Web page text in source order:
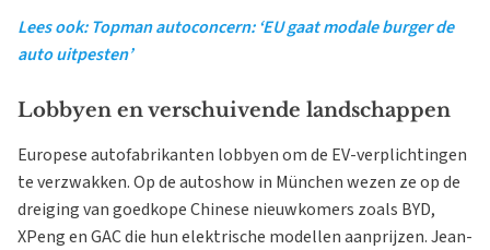
Lees ook: Topman autoconcern: ‘EU gaat modale burger de
auto uitpesten’
Lobbyen en verschuivende landschappen
Europese autofabrikanten lobbyen om de EV-verplichtingen
te verzwakken. Op de autoshow in München wezen ze op de
dreiging van goedkope Chinese nieuwkomers zoals BYD,
XPeng en GAC die hun elektrische modellen aanprijzen. Jean-